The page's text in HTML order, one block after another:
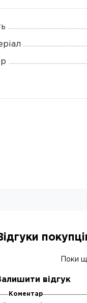
Поки
відгук
Коментар